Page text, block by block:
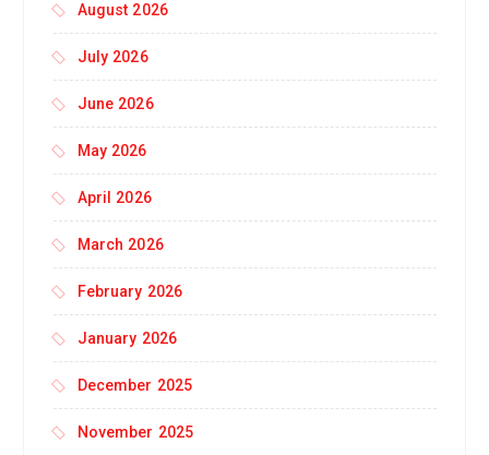
August 2026
July 2026
June 2026
May 2026
April 2026
March 2026
February 2026
January 2026
December 2025
November 2025